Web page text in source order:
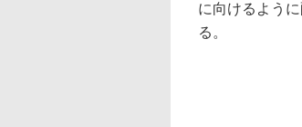
に向けるよう
る。